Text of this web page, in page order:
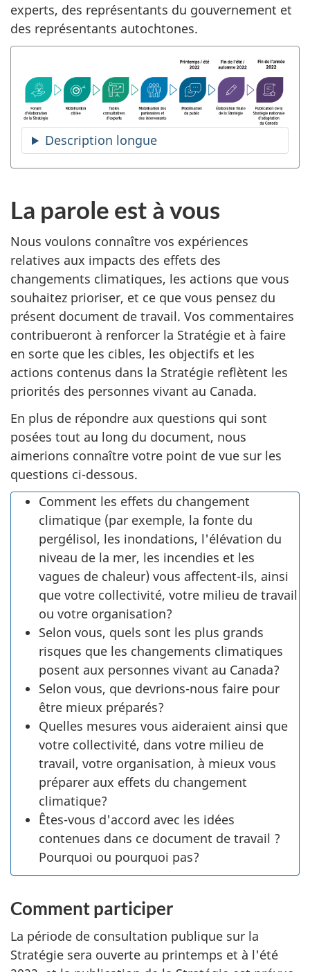
experts, des représentants du gouvernement et
des représentants autochtones.
Description longue
La parole est à vous
Nous voulons connaître vos expériences
relatives aux impacts des effets des
changements climatiques, les actions que vous
souhaitez prioriser, et ce que vous pensez du
présent document de travail. Vos commentaires
contribueront à renforcer la Stratégie et à faire
en sorte que les cibles, les objectifs et les
actions contenus dans la Stratégie reflètent les
priorités des personnes vivant au Canada.
En plus de répondre aux questions qui sont
posées tout au long du document, nous
aimerions connaître votre point de vue sur les
questions ci-dessous.
Comment les effets du changement
climatique (par exemple, la fonte du
pergélisol, les inondations, l'élévation du
niveau de la mer, les incendies et les
vagues de chaleur) vous affectent-ils, ainsi
que votre collectivité, votre milieu de travail
ou votre organisation?
Selon vous, quels sont les plus grands
risques que les changements climatiques
posent aux personnes vivant au Canada?
Selon vous, que devrions-nous faire pour
être mieux préparés?
Quelles mesures vous aideraient ainsi que
votre collectivité, dans votre milieu de
travail, votre organisation, à mieux vous
préparer aux effets du changement
climatique?
Êtes-vous d'accord avec les idées
contenues dans ce document de travail ?
Pourquoi ou pourquoi pas?
Comment participer
La période de consultation publique sur la
Stratégie sera ouverte au printemps et à l'été